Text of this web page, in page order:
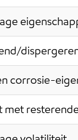
corrosie-